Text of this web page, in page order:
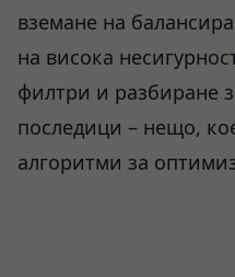
вземане на
на висока
филтри и разбиране
последици – нещо,
алгоритми за